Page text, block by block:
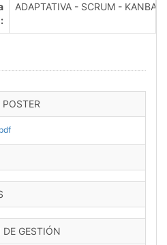
ADAPTATIVA - SCRUM - KANBAN
GESTIÓN